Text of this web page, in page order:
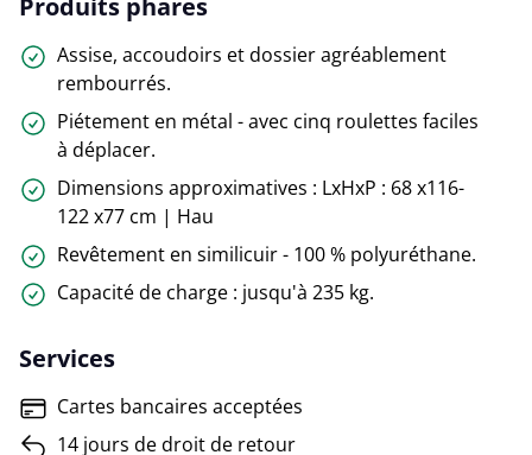
Produits phares
Assise, accoudoirs et dossier agréablement
rembourrés.
Piétement en métal - avec cinq roulettes faciles
à déplacer.
Dimensions approximatives : LxHxP : 68 x116-
122 x77 cm | Hau
Revêtement en similicuir - 100 % polyuréthane.
Capacité de charge : jusqu'à 235 kg.
Services
Cartes bancaires acceptées
14 jours de droit de retour